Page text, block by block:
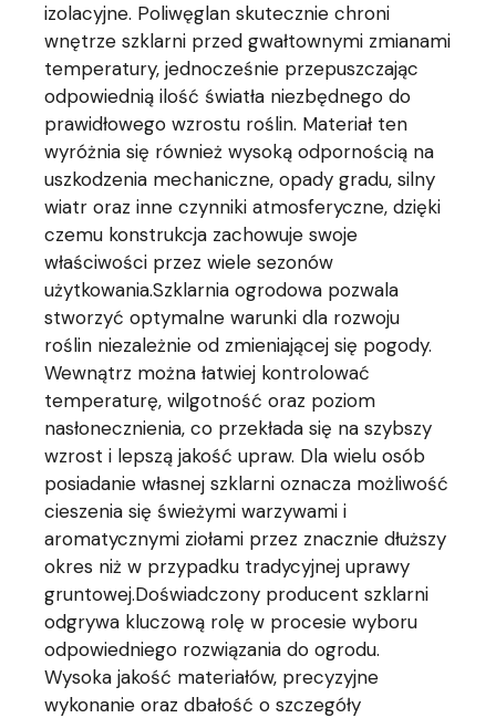
izolacyjne. Poliwęglan skutecznie chroni
wnętrze szklarni przed gwałtownymi zmianami
temperatury, jednocześnie przepuszczając
odpowiednią ilość światła niezbędnego do
prawidłowego wzrostu roślin. Materiał ten
wyróżnia się również wysoką odpornością na
uszkodzenia mechaniczne, opady gradu, silny
wiatr oraz inne czynniki atmosferyczne, dzięki
czemu konstrukcja zachowuje swoje
właściwości przez wiele sezonów
użytkowania.Szklarnia ogrodowa pozwala
stworzyć optymalne warunki dla rozwoju
roślin niezależnie od zmieniającej się pogody.
Wewnątrz można łatwiej kontrolować
temperaturę, wilgotność oraz poziom
nasłonecznienia, co przekłada się na szybszy
wzrost i lepszą jakość upraw. Dla wielu osób
posiadanie własnej szklarni oznacza możliwość
cieszenia się świeżymi warzywami i
aromatycznymi ziołami przez znacznie dłuższy
okres niż w przypadku tradycyjnej uprawy
gruntowej.Doświadczony producent szklarni
odgrywa kluczową rolę w procesie wyboru
odpowiedniego rozwiązania do ogrodu.
Wysoka jakość materiałów, precyzyjne
wykonanie oraz dbałość o szczegóły